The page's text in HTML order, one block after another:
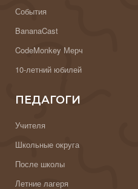
События
BananaCast
CodeMonkey Мерч
10-летний юбилей
ПЕДАГОГИ
Учителя
Школьные округа
После школы
Летние лагеря